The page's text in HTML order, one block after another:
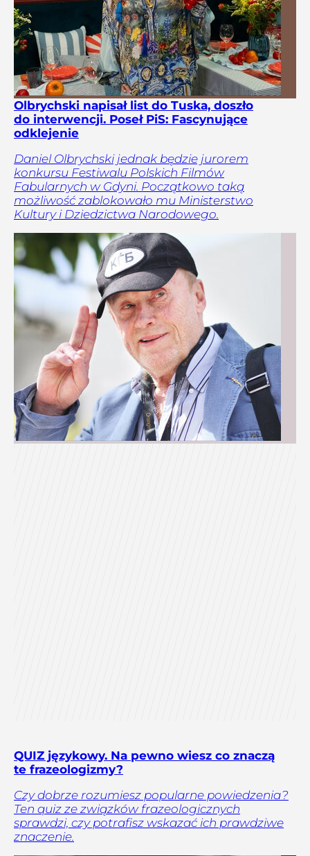
Olbrychski napisał list do Tuska, doszło
do interwencji. Poseł PiS: Fascynujące
odklejenie
Daniel Olbrychski jednak będzie jurorem
konkursu Festiwalu Polskich Filmów
Fabularnych w Gdyni. Początkowo taką
możliwość zablokowało mu Ministerstwo
Kultury i Dziedzictwa Narodowego.
QUIZ językowy. Na pewno wiesz co znaczą
te frazeologizmy?
Czy dobrze rozumiesz popularne powiedzenia?
Ten quiz ze związków frazeologicznych
sprawdzi, czy potrafisz wskazać ich prawdziwe
znaczenie.